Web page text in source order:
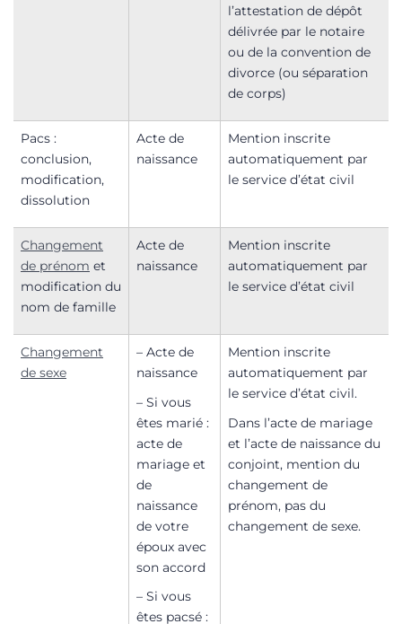
l’attestation de dépôt
délivrée par le notaire
ou de la convention de
divorce (ou séparation
de corps)
Pacs :
conclusion,
modification,
dissolution
Acte de
naissance
Mention inscrite
automatiquement par
le service d’état civil
Changement
de prénom et
modification du
nom de famille
Acte de
naissance
Mention inscrite
automatiquement par
le service d’état civil
Changement
de sexe
– Acte de
naissance
– Si vous
êtes marié :
acte de
mariage et
de
naissance
de votre
époux avec
son accord
– Si vous
êtes pacsé :
Mention inscrite
automatiquement par
le service d’état civil.
Dans l’acte de mariage
et l’acte de naissance du
conjoint, mention du
changement de
prénom, pas du
changement de sexe.